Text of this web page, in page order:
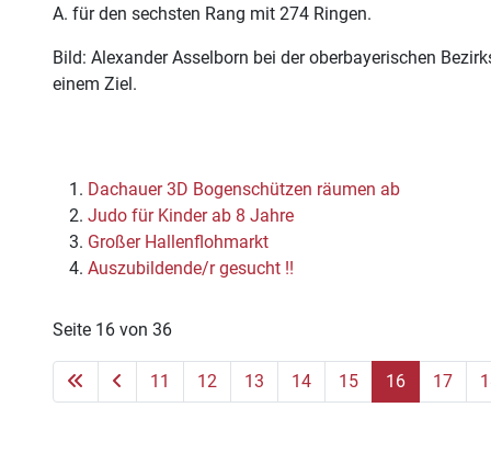
A. für den sechsten Rang mit 274 Ringen.
Bild: Alexander Asselborn bei der oberbayerischen
einem Ziel.
Dachauer 3D Bogenschützen räumen ab
Judo für Kinder ab 8 Jahre
Großer Hallenflohmarkt
Auszubildende/r gesucht !!
Seite 16 von 36
11 12 13 14 15 16 17